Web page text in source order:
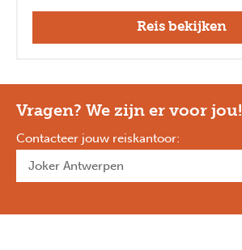
Reis bekijken
Vragen? We zijn er voor jou!
Contacteer jouw reiskantoor: